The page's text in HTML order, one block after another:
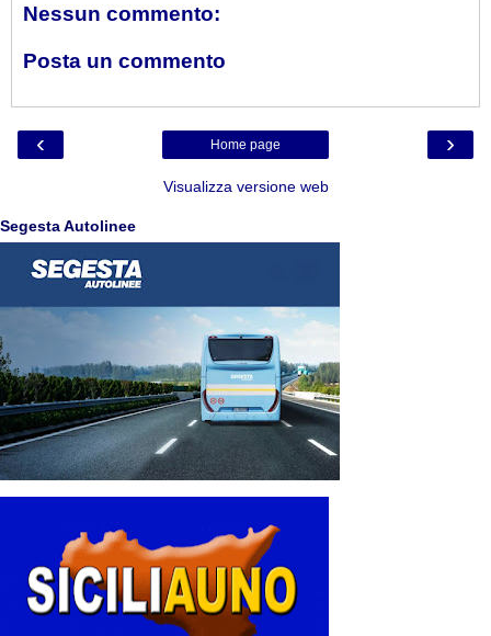
Nessun commento:
Posta un commento
‹ ›
Home page
Visualizza versione web
Segesta Autolinee